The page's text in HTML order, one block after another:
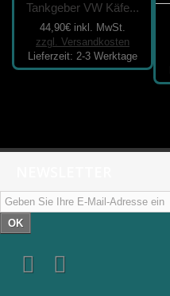
Tankgeber VW Käfe...
44,90€ inkl. MwSt.
zzgl. Versandkosten
Lieferzeit: 2-3 Werktage
OK